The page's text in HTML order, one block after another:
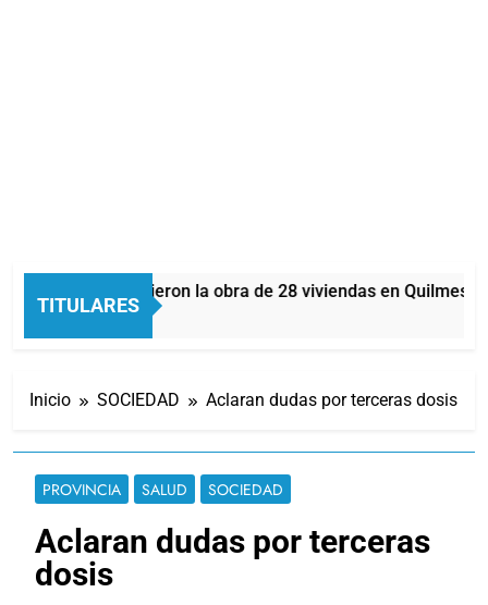
TITULARES
Batakis recorrieron la obra de 28 viviendas en Quilmes
Inicio SOCIEDAD Aclaran dudas por terceras dosis
PROVINCIA SALUD SOCIEDAD
Aclaran dudas por terceras
dosis